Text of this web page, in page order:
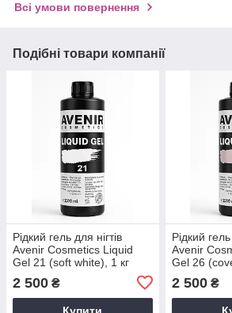
Всі умови повернення
Подібні товари компанії
Рідкий гель для нігтів
Avenir Cosmetics Liquid
Gel 21 (soft white), 1 кг
2 500 ₴
Рідкий гель
Avenir
Gel 26
2 500₴